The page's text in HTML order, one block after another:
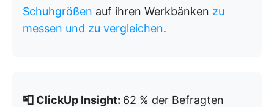
Schuhgrößen auf ihren Werkbänken zu
messen und zu vergleichen.
📮 ClickUp Insight: 62 % der Befragten